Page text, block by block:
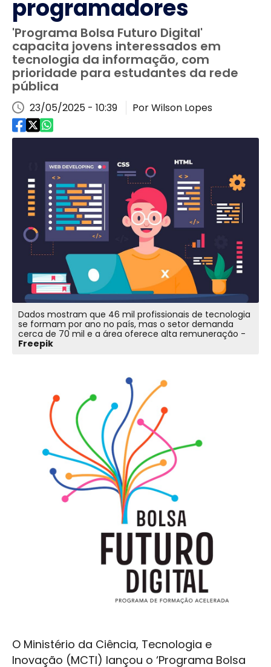
programadores
'Programa Bolsa Futuro Digital'
capacita jovens interessados em
tecnologia da informação, com
prioridade para estudantes da rede
pública
23/05/2025 - 10:39 Por Wilson Lopes
Dados mostram que 46 mil profissionais de tecnologia
se formam por ano no país, mas o setor demanda
cerca de 70 mil e a área oferece alta remuneração -
Freepik
O Ministério da Ciência, Tecnologia e
Inovação (MCTI) lançou o ‘Programa Bolsa